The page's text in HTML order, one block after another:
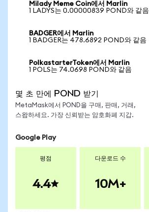
Milady Meme Coin에서 Marlin
1 LADYS는 0.00000839 POND와 같음
BADGER에서 Marlin
1 BADGER는 478.6892 POND와 같음
PolkastarterToken에서 Marlin
1 POLS는 74.0698 POND와 같음
몇 초 만에 POND 받기
MetaMask에서 POND을 구매, 판매, 거래,
스왑하세요. 가장 신뢰받는 암호화폐 지갑.
Google Play
평점
4.4
다운로드 수
10M+